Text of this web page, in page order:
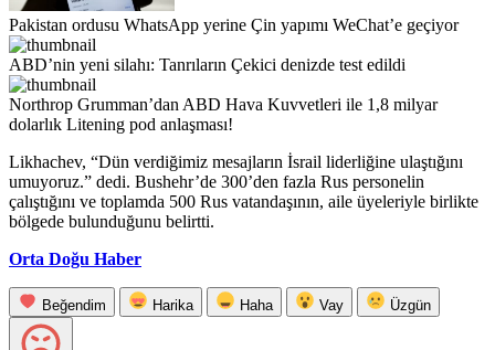
Pakistan ordusu WhatsApp yerine Çin yapımı WeChat’e geçiyor
ABD’nin yeni silahı: Tanrıların Çekici denizde test edildi
Northrop Grumman’dan ABD Hava Kuvvetleri ile 1,8 milyar
dolarlık Litening pod anlaşması!
Likhachev, “Dün verdiğimiz mesajların İsrail liderliğine ulaştığını
umuyoruz.” dedi. Bushehr’de 300’den fazla Rus personelin
çalıştığını ve toplamda 500 Rus vatandaşının, aile üyeleriyle birlikte
bölgede bulunduğunu belirtti.
Orta Doğu Haber
Beğendim Harika Haha Vay Üzgün